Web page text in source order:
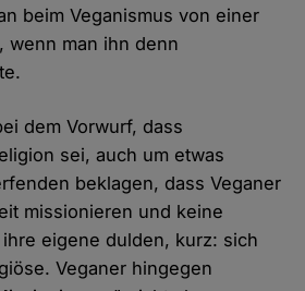
beim Veganismus von einer
wenn man ihn denn
dem Vorwurf, dass
sei, auch um etwas
beklagen, dass Veganer
missionieren und keine
eigene dulden, kurz: sich
Veganer hingegen